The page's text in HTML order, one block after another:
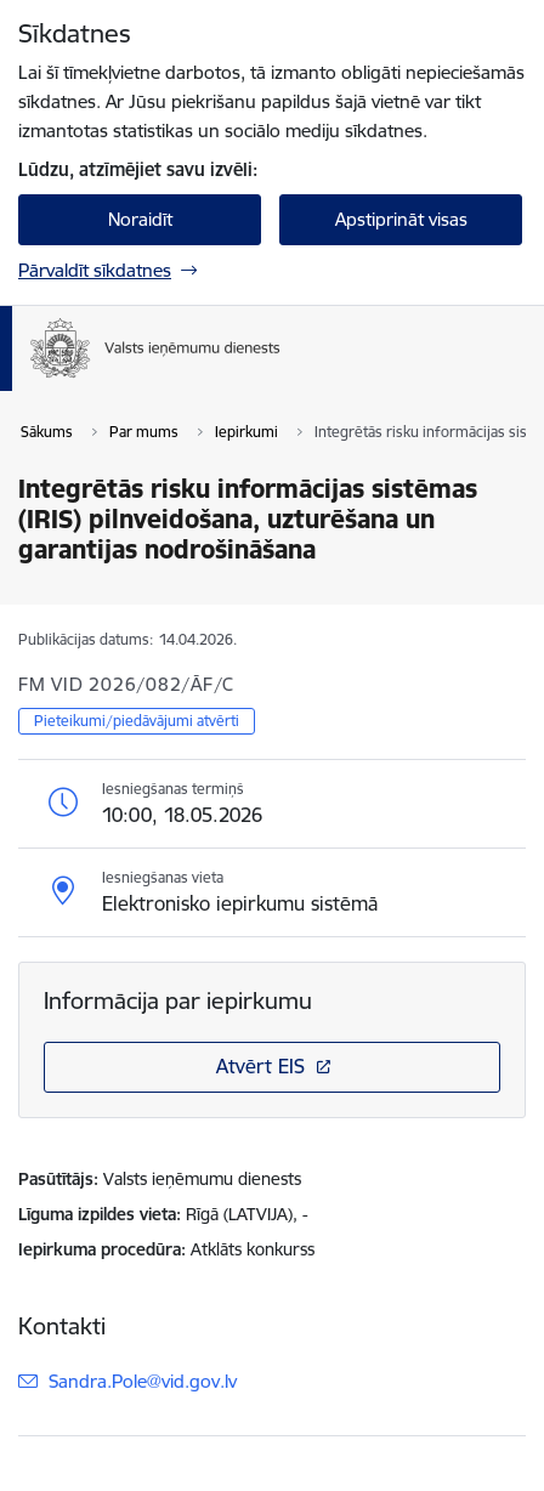
Sīkdatnes
Lai šī tīmekļvietne darbotos, tā izmanto obligāti nepieciešamās
sīkdatnes. Ar Jūsu piekrišanu papildus šajā vietnē var tikt
izmantotas statistikas un sociālo mediju sīkdatnes.
Lūdzu, atzīmējiet savu izvēli:
Noraidīt Apstiprināt visas
Pārvaldīt sīkdatnes
Sākums Par mums Iepirkumi Integrētās risku informācijas
Integrētās risku informācijas sistēmas
(IRIS) pilnveidošana, uzturēšana un
garantijas nodrošināšana
Publikācijas datums: 14.04.2026.
FM VID 2026/082/ĀF/C
Pieteikumi/piedāvājumi atvērti
Iesniegšanas termiņš
10:00, 18.05.2026
Iesniegšanas vieta
Elektronisko iepirkumu sistēmā
Informācija par iepirkumu
Atvērt EIS
Pasūtītājs Valsts ieņēmumu dienests
Līguma izpildes vieta Rīgā (LATVIJA), -
Iepirkuma procedūra Atklāts konkurss
Kontakti
E-pasts:
Sandra.Pole@vid.gov.lv